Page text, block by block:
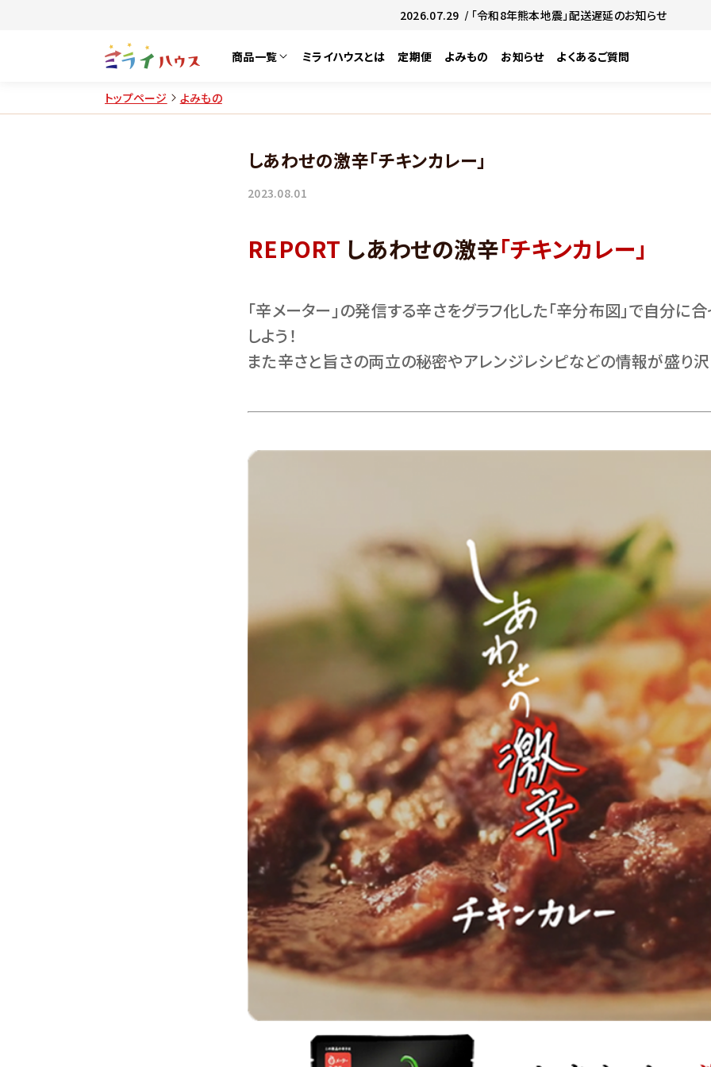
2026.07.29 / 「令和8年熊本地震」配送遅延のお知らせ
商品一覧 ミライハウスとは 定期便 よみもの お知らせ よくあるご質問
トップページ よみもの
しあわせの激辛「チキンカレー」
2023.08.01
REPORT しあわせの激辛「チキンカレー」
「辛メーター」の発信する辛さをグラフ化した「辛分布図」で自分に
しよう！
また辛さと旨さの両立の秘密やアレンジレシピなどの情報が盛り沢